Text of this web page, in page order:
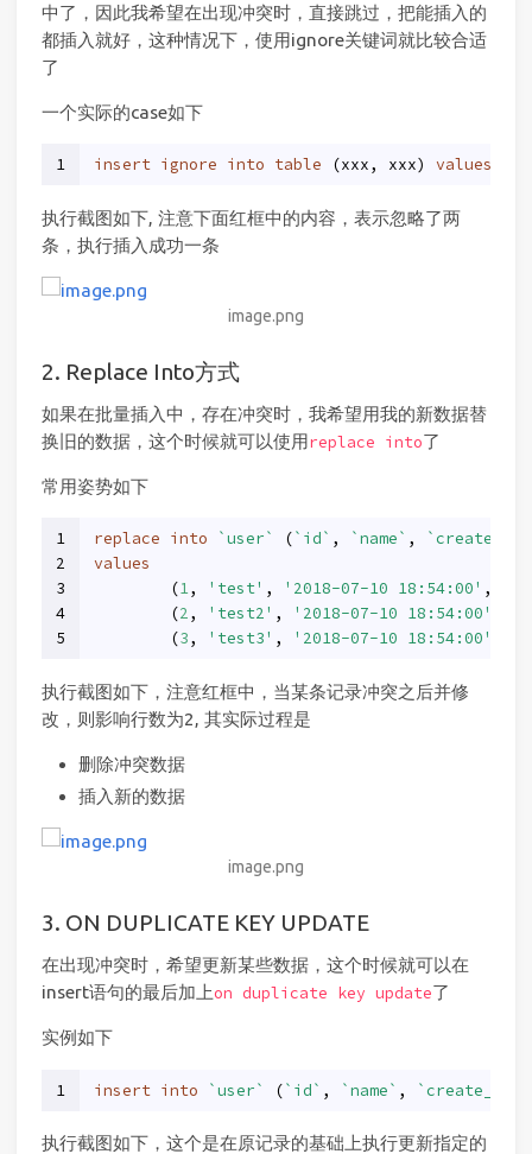
中了，因此我希望在出现冲突时，直接跳过，把能插入的
都插入就好，这种情况下，使用ignore关键词就比较合适
了
一个实际的case如下
1 insert ignore into table (xxx, xxx) values
执行截图如下, 注意下面红框中的内容，表示忽略了两
条，执行插入成功一条
image.png
2. Replace Into方式
如果在批量插入中，存在冲突时，我希望用我的新数据替
换旧的数据，这个时候就可以使用replace into了
常用姿势如下
1
2
3
4
5
replace into `user` (`id` , `name` , `create_at`
values
	(
1, 'test' , '2018-07-10 18:54:00' ,
	(
2, 'test2' , '2018-07-10 18:54:00'
	(
3, 'test3' , '2018-07-10 18:54:00'
执行截图如下，注意红框中，当某条记录冲突之后并修
改，则影响行数为2, 其实际过程是
删除冲突数据
插入新的数据
image.png
3. ON DUPLICATE KEY UPDATE
在出现冲突时，希望更新某些数据，这个时候就可以在
insert语句的最后加上on duplicate key update了
实例如下
1 insert into `user` (`id` , `name` , `create_at`
执行截图如下，这个是在原记录的基础上执行更新指定的